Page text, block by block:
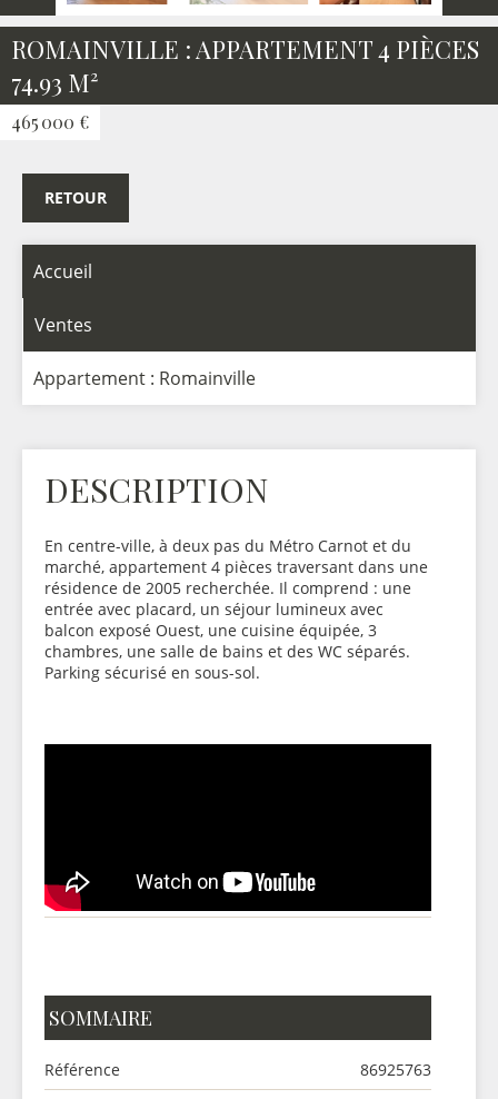
ROMAINVILLE : APPARTEMENT 4 PIÈCES
74.93 M²
465 000 €
Accueil
Ventes
Appartement : Romainville
RETOUR
DESCRIPTION
En centre-ville, à deux pas du Métro Carnot et du
marché, appartement 4 pièces traversant dans une
résidence de 2005 recherchée. Il comprend : une
entrée avec placard, un séjour lumineux avec
balcon exposé Ouest, une cuisine équipée, 3
chambres, une salle de bains et des WC séparés.
Parking sécurisé en sous-sol.
SOMMAIRE
Référence 86925763